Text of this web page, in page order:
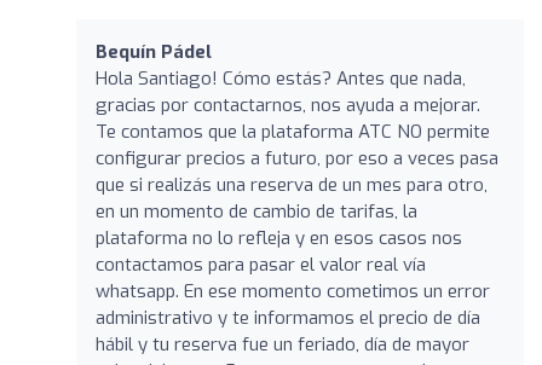
Bequín Pádel
Hola Santiago! Cómo estás? Antes que nada,
gracias por contactarnos, nos ayuda a mejorar.
Te contamos que la plataforma ATC NO permite
configurar precios a futuro, por eso a veces pasa
que si realizás una reserva de un mes para otro,
en un momento de cambio de tarifas, la
plataforma no lo refleja y en esos casos nos
contactamos para pasar el valor real vía
whatsapp. En ese momento cometimos un error
administrativo y te informamos el precio de día
hábil y tu reserva fue un feriado, día de mayor